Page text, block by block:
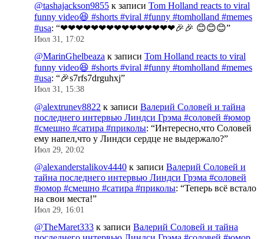
@tashajackson9855 к записи Tom Holland reacts to viral
funny video😆 #shorts #viral #funny #tomholland #memes
#usa: “❤❤❤❤❤❤❤❤❤❤❤❤❤❤❤🎉🎉 😊😊😊”
Июл 31, 17:02
@MarinGhelbeaza к записи Tom Holland reacts to viral
funny video😆 #shorts #viral #funny #tomholland #memes
#usa: “🎉s7rfs7drguhxj”
Июл 31, 15:38
@alextrunev8822 к записи Валерий Соловей и тайна
последнего интервью Линдси Грэма #соловей #юмор
#смешно #сатира #приколы: “Интересно,что Соловей
ему напел,что у Линдси сердце не выдержало?”
Июл 29, 20:02
@alexanderstalikov4440 к записи Валерий Соловей и
тайна последнего интервью Линдси Грэма #соловей
#юмор #смешно #сатира #приколы: “Теперь всё встало
на свои места!”
Июл 29, 16:01
@TheMaret333 к записи Валерий Соловей и тайна